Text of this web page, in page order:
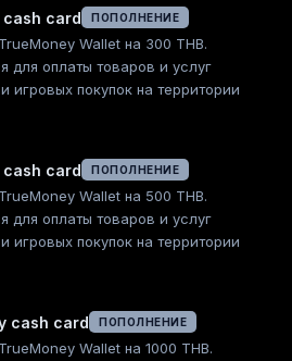
cash card ПОПОЛНЕНИЕ
Wallet на 300 THB.
для оплаты товаров и услуг
игровых покупок на территории
cash card ПОПОЛНЕНИЕ
Wallet на 500 THB.
для оплаты товаров и услуг
игровых покупок на территории
cash card ПОПОЛНЕНИЕ
Wallet на 1000 THB.